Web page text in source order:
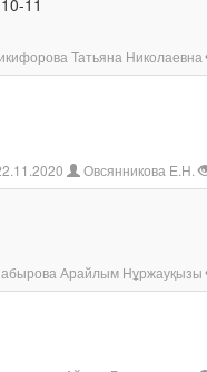
11
Татьяна Николаевна
Овсянникова Е.Н.
Арайлым Нұржауқызы